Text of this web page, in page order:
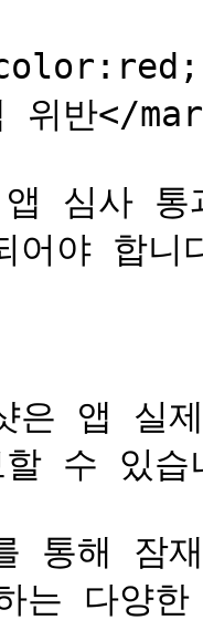
위반</
앱 심사
어야 합니
은 앱 실
할 수 있습
통해 잠
는 다양